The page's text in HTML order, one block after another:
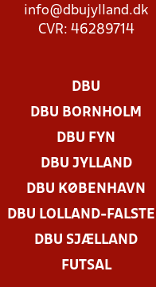
info@dbujylland.dk
CVR: 46289714
DBU
DBU BORNHOLM
DBU FYN
DBU JYLLAND
DBU KØBENHAVN
DBU LOLLAND-
DBU SJÆLLAND
FUTSAL